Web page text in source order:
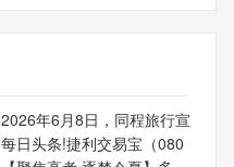
2026年6月8日，同程旅行宣
每日头条!捷利交易宝（080